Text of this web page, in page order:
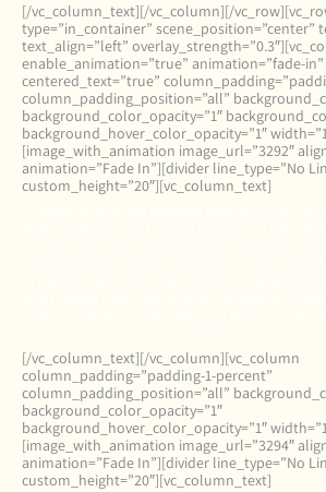
[/vc_column_text][/vc_column][/
type=”in_container” scene_position=”center”
text_align=”left”
enable_animation=”true” animation=”fade-
centered_text=”true”
column_padding_position=”all”
background_color_opacity=”1″
background_hover_color_opacity=”1″
[image_with_animation image_url=”3292″
animation=”Fade In”][divider line_type=”No
custom_height=”20″][vc_column_text]
[/vc_column_text][/vc_column][vc_column
column_padding=”padding-1-percent”
column_padding_position=”all”
background_color_opacity=”1″
background_hover_color_opacity=”1″
[image_with_animation image_url=”3294″
animation=”Fade In”][divider line_type=”No
custom_height=”20″][vc_column_text]